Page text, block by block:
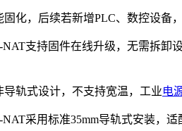
化，后续若新增PLC、数控设备
支持固件在线升级，无需拆卸
导轨式设计，不支持宽温，工业电
NAT采用标准35mm导轨式安装，